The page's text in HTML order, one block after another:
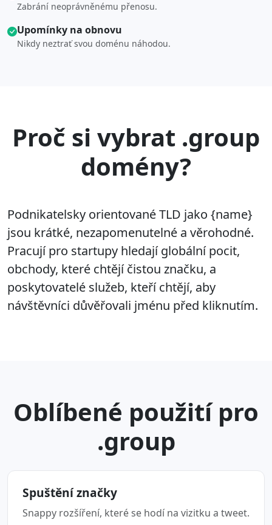
Zabrání neoprávněnému přenosu.
Upomínky na obnovu
Nikdy neztrať svou doménu náhodou.
Proč si vybrat .group
domény?
Podnikatelsky orientované TLD jako {name}
jsou krátké, nezapomenutelné a věrohodné.
Pracují pro startupy hledají globální pocit,
obchody, které chtějí čistou značku, a
poskytovatelé služeb, kteří chtějí, aby
návštěvníci důvěřovali jménu před kliknutím.
Oblíbené použití pro
.group
Spuštění značky
Snappy rozšíření, které se hodí na vizitku a tweet.